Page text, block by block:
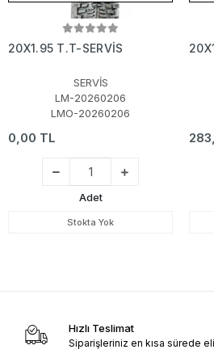
20X1.95 T.T-SERVİS
SERVİS
LM-20260206
LMO-20260206
0,00 TL
Adet
Stokta Yok
Hızlı Teslimat
Siparişleriniz en kısa sürede